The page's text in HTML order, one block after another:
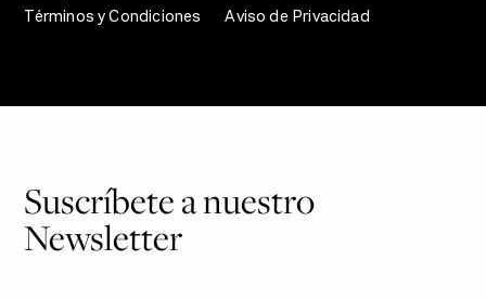
Términos y Condiciones
Aviso de Privacidad
Suscríbete a nuestro
Newsletter